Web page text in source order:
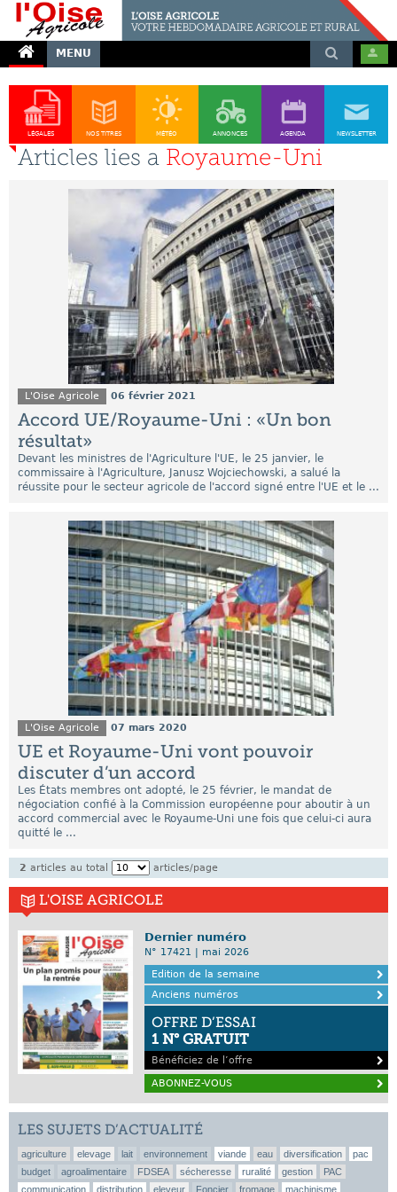
MENU
LÉGALES NOS TITRES MÉTÉO ANNONCES AGENDA NEWSLETTER
Articles lies a Royaume-Uni
L'Oise Agricole 06 février 2021
Accord UE/Royaume-Uni : «Un bon
résultat»
Devant les ministres de l'Agriculture l'UE, le 25 janvier, le
commissaire à l'Agriculture, Janusz Wojciechowski, a salué la
réussite pour le secteur agricole de l'accord signé entre l'UE et le ...
L'Oise Agricole 07 mars 2020
UE et Royaume-Uni vont pouvoir
discuter d’un accord
Les États membres ont adopté, le 25 février, le mandat de
négociation confié à la Commission européenne pour aboutir à un
accord commercial avec le Royaume-Uni une fois que celui-ci aura
quitté le ...
2 articles au total articles/page
L'OISE AGRICOLE
Dernier numéro
N° 17421 | mai 2026
Edition de la semaine
Anciens numéros
OFFRE D’ESSAI
1 N° GRATUIT
Bénéficiez de l’offre
ABONNEZ-VOUS
LES SUJETS D’ACTUALITÉ
agriculture elevage lait environnement viande eau diversification
pac
budget
agroalimentaire FDSEA sécheresse ruralité gestion
PAC
communication
distribution eleveur Foncier fromage machinisme